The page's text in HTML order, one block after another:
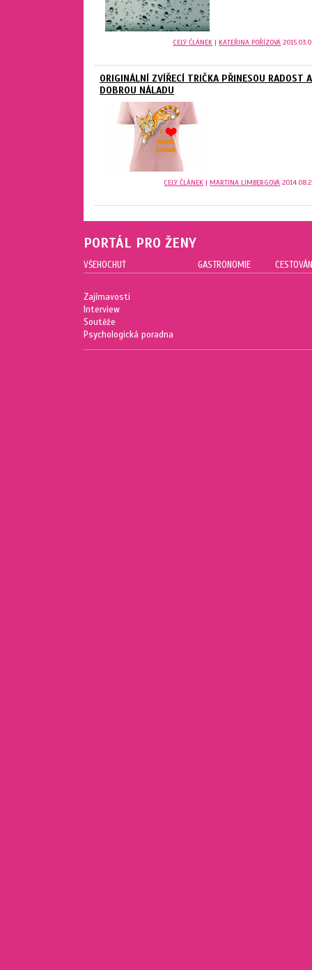
CELÝ ČLÁNEK | KATEŘINA POŘÍZOVÁ
ORIGINÁLNÍ ZVÍŘECÍ TRIČKA PŘINESOU RADOST A
DOBROU NÁLADU
CELÝ ČLÁNEK | MARTINA LIMBERGOVÁ
PORTÁL PRO ŽENY
VŠEHOCHUŤ
Zajímavosti
Interview
Soutěže
Psychologická poradna
GASTRONOMIE